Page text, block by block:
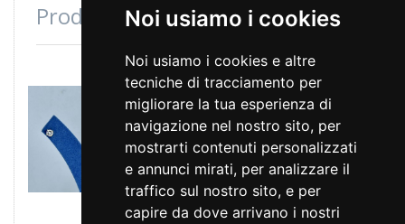
Noi usiamo i cookies
Noi usiamo i cookies e altre
tecniche di tracciamento per
migliorare la tua esperienza di
navigazione nel nostro sito, per
mostrarti contenuti personalizzati
e annunci mirati, per analizzare il
traffico sul nostro sito, e per
capire da dove arrivano i nostri
Prodotti consultati di recente